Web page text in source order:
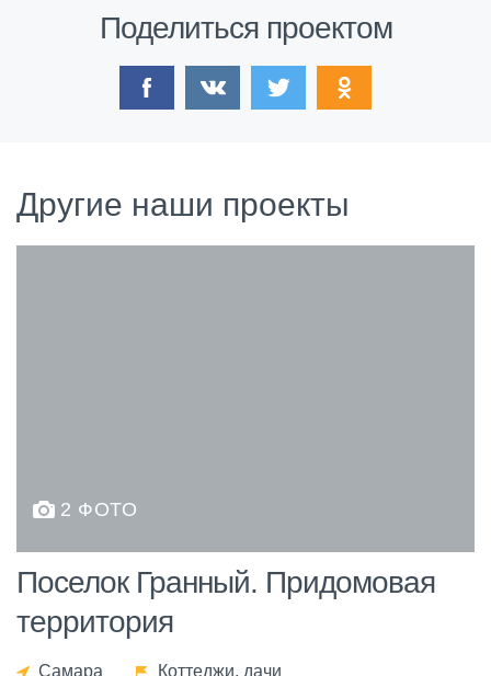
Поделиться проектом
Другие наши проекты
2 ФОТО
Поселок Гранный. Придомовая
территория
Самара Коттеджи, дачи